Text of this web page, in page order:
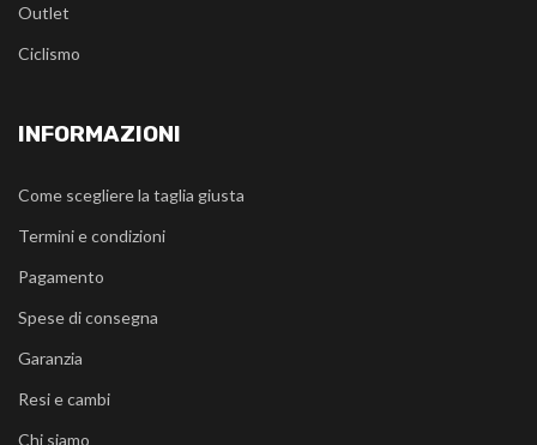
Outlet
Ciclismo
INFORMAZIONI
Come scegliere la taglia giusta
Termini e condizioni
Pagamento
Spese di consegna
Garanzia
Resi e cambi
Chi siamo